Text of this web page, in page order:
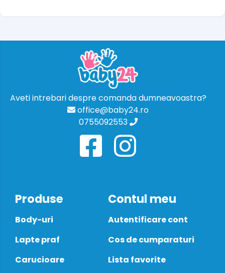
Aveti intrebari despre comanda dumneavoastra?
office@baby24.ro
0755092553
Produse
Body-uri
Lapte praf
Carucioare
Contul meu
Autentificare cont
Cos de cumparaturi
Lista favorite